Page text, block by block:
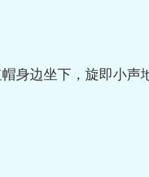
边坐下，旋即小声